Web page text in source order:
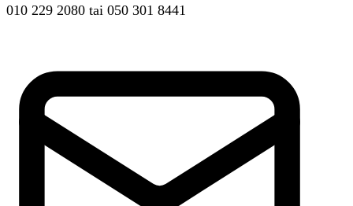
010 229 2080 tai 050 301 8441